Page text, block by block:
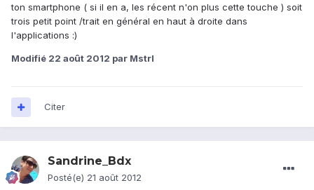
ton smartphone ( si il en a, les récent n'on plus cette touche ) soit
trois petit point /trait en général en haut à droite dans
l'applications :)
Modifié 22 août 2012 par Mstrl
Citer
Sandrine_Bdx
Posté(e) 21 août 2012